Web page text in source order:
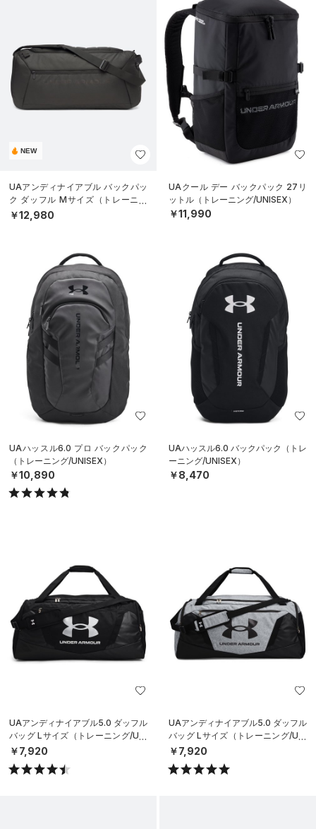
NEW
UAアンディナイアブル バックパッ
ク ダッフル Mサイズ（トレーニン
グ/UNISEX）
￥12,980
UAクール デー バックパック 27リ
ットル（トレーニング/UNISEX）
￥11,990
UAハッスル6.0 プロ バックパック
（トレーニング/UNISEX）
￥10,890
UAハッスル6.0 バックパック（トレ
ーニング/UNISEX）
￥8,470
UAアンディナイアブル5.0 ダッフル
バッグ Lサイズ（トレーニング/UNI
SEX）
￥7,920
UAアンディナイアブル5.0 ダッフル
バッグ Lサイズ（トレーニング/UNI
SEX）
￥7,920